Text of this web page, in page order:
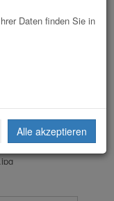
Daten finden Sie in
Alle akzeptieren